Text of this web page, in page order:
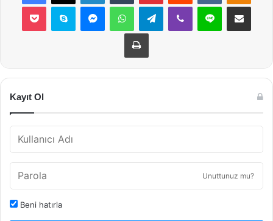
Pocket Skype MessengerWhatsAppTelegramViber Line E-Posta ile
Yazdır
Kayıt Ol
Unuttunuz mu?
Beni hatırla